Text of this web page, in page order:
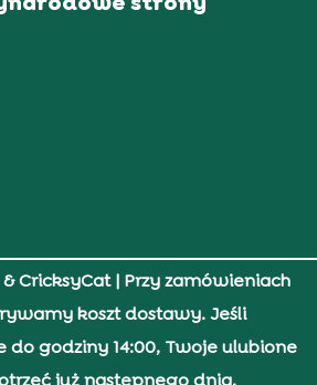
CricksyCat| Przy zamówieniach
koszt dostawy. Jeśli
do godziny 14:00, Twoje ulubione
już następnego dnia.